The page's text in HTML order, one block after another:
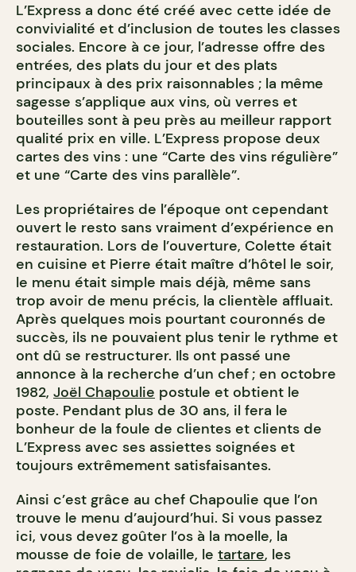
L’Express a donc été créé avec cette idée de
convivialité et d’inclusion de toutes les classes
sociales. Encore à ce jour, l’adresse offre des
entrées, des plats du jour et des plats
principaux à des prix raisonnables ; la même
sagesse s’applique aux vins, où verres et
bouteilles sont à peu près au meilleur rapport
qualité prix en ville. L’Express propose deux
cartes des vins : une “Carte des vins régulière”
et une “Carte des vins parallèle”.
Les propriétaires de l’époque ont cependant
ouvert le resto sans vraiment d’expérience en
restauration. Lors de l’ouverture, Colette était
en cuisine et Pierre était maître d’hôtel le soir,
le menu était simple mais déjà, même sans
trop avoir de menu précis, la clientèle affluait.
Après quelques mois pourtant couronnés de
succès, ils ne pouvaient plus tenir le rythme et
ont dû se restructurer. Ils ont passé une
annonce à la recherche d’un chef ; en octobre
1982, Joël Chapoulie postule et obtient le
poste. Pendant plus de 30 ans, il fera le
bonheur de la foule de clientes et clients de
L’Express avec ses assiettes soignées et
toujours extrêmement satisfaisantes.
Ainsi c’est grâce au chef Chapoulie que l’on
trouve le menu d’aujourd’hui. Si vous passez
ici, vous devez goûter l’os à la moelle, la
mousse de foie de volaille, le tartare, les